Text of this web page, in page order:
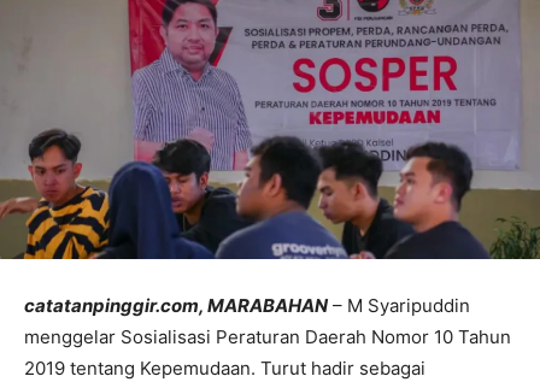
catatanpinggir.com, MARABAHAN – M Syaripuddin
menggelar Sosialisasi Peraturan Daerah Nomor 10 Tahun
2019 tentang Kepemudaan. Turut hadir sebagai